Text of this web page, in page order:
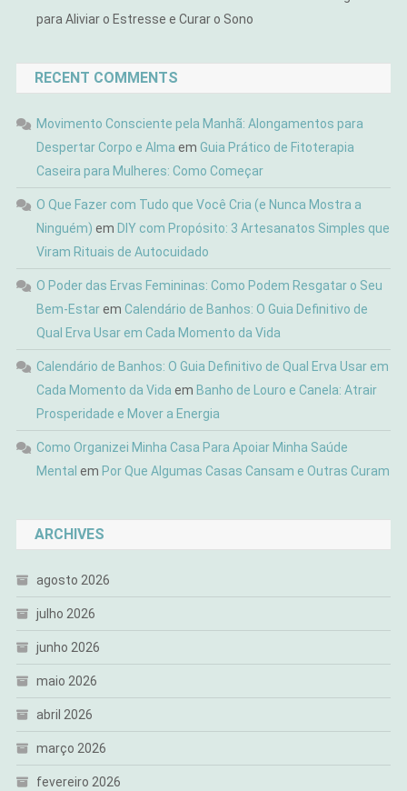
para Aliviar o Estresse e Curar o Sono
RECENT COMMENTS
Movimento Consciente pela Manhã: Alongamentos para
Despertar Corpo e Alma em Guia Prático de Fitoterapia
Caseira para Mulheres: Como Começar
O Que Fazer com Tudo que Você Cria (e Nunca Mostra a
Ninguém) em DIY com Propósito: 3 Artesanatos Simples que
Viram Rituais de Autocuidado
O Poder das Ervas Femininas: Como Podem Resgatar o Seu
Bem-Estarem Calendário de Banhos: O Guia Definitivo de
Qual Erva Usar em Cada Momento da Vida
Calendário de Banhos: O Guia Definitivo de Qual Erva Usar em
Cada Momento da Vida em Banho de Louro e Canela: Atrair
Prosperidade e Mover a Energia
Como Organizei Minha Casa Para Apoiar Minha Saúde
Mental em Por Que Algumas Casas Cansam e Outras Curam
ARCHIVES
agosto 2026
julho 2026
junho 2026
maio 2026
abril 2026
março 2026
fevereiro 2026